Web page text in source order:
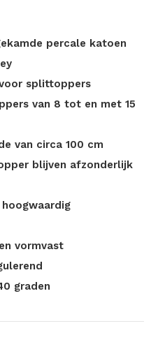
percale katoen
splittoppers
van 8 tot en met 15
van circa 100 cm
blijven afzonderlijk
vormvast
graden